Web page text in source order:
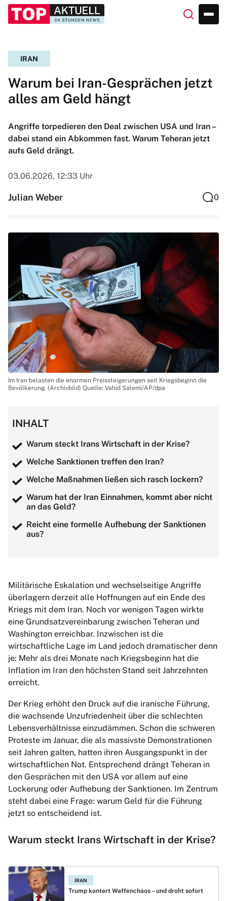
IRAN
Warum bei Iran-Gesprächen jetzt
alles am Geld hängt
Angriffe torpedieren den Deal zwischen USA und Iran –
dabei stand ein Abkommen fast. Warum Teheran jetzt
aufs Geld drängt.
03.06.2026, 12:33 Uhr
Julian Weber 0
Im Iran belasten die enormen Preissteigerungen seit Kriegsbeginn die
Bevölkerung. (Archivbild) Quelle: Vahid Salemi/AP/dpa
INHALT
Warum steckt Irans Wirtschaft in der Krise?
Welche Sanktionen treffen den Iran?
Welche Maßnahmen ließen sich rasch lockern?
Warum hat der Iran Einnahmen, kommt aber nicht
an das Geld?
Reicht eine formelle Aufhebung der Sanktionen
aus?
Militärische Eskalation und wechselseitige Angriffe
überlagern derzeit alle Hoffnungen auf ein Ende des
Kriegs mit dem Iran. Noch vor wenigen Tagen wirkte
eine Grundsatzvereinbarung zwischen Teheran und
Washington erreichbar. Inzwischen ist die
wirtschaftliche Lage im Land jedoch dramatischer denn
je: Mehr als drei Monate nach Kriegsbeginn hat die
Inflation im Iran den höchsten Stand seit Jahrzehnten
erreicht.
Der Krieg erhöht den Druck auf die iranische Führung,
die wachsende Unzufriedenheit über die schlechten
Lebensverhältnisse einzudämmen. Schon die schweren
Proteste im Januar, die als massivste Demonstrationen
seit Jahren galten, hatten ihren Ausgangspunkt in der
wirtschaftlichen Not. Entsprechend drängt Teheran in
den Gesprächen mit den USA vor allem auf eine
Lockerung oder Aufhebung der Sanktionen. Im Zentrum
steht dabei eine Frage: warum Geld für die Führung
jetzt so entscheidend ist.
Warum steckt Irans Wirtschaft in der Krise?
IRAN
Trump kontert Waffenchaos – und droht sofort